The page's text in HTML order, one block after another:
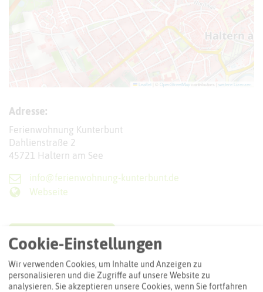
Leaflet OpenStreetMap contributors | weitere Lizenzen
Adresse:
Ferienwohnung Kunterbunt
Dahlienstraße 2
45721 Haltern am See
info@ferienwohnung-kunterbunt.de
Webseite
Interaktive Karte
Routenplanung zum Ziel:
Cookie-Einstellungen
Wir verwenden Cookies, um Inhalte und Anzeigen zu
personalisieren und die Zugriffe auf unsere Website zu
analysieren. Sie akzeptieren unsere Cookies, wenn Sie fortfahren